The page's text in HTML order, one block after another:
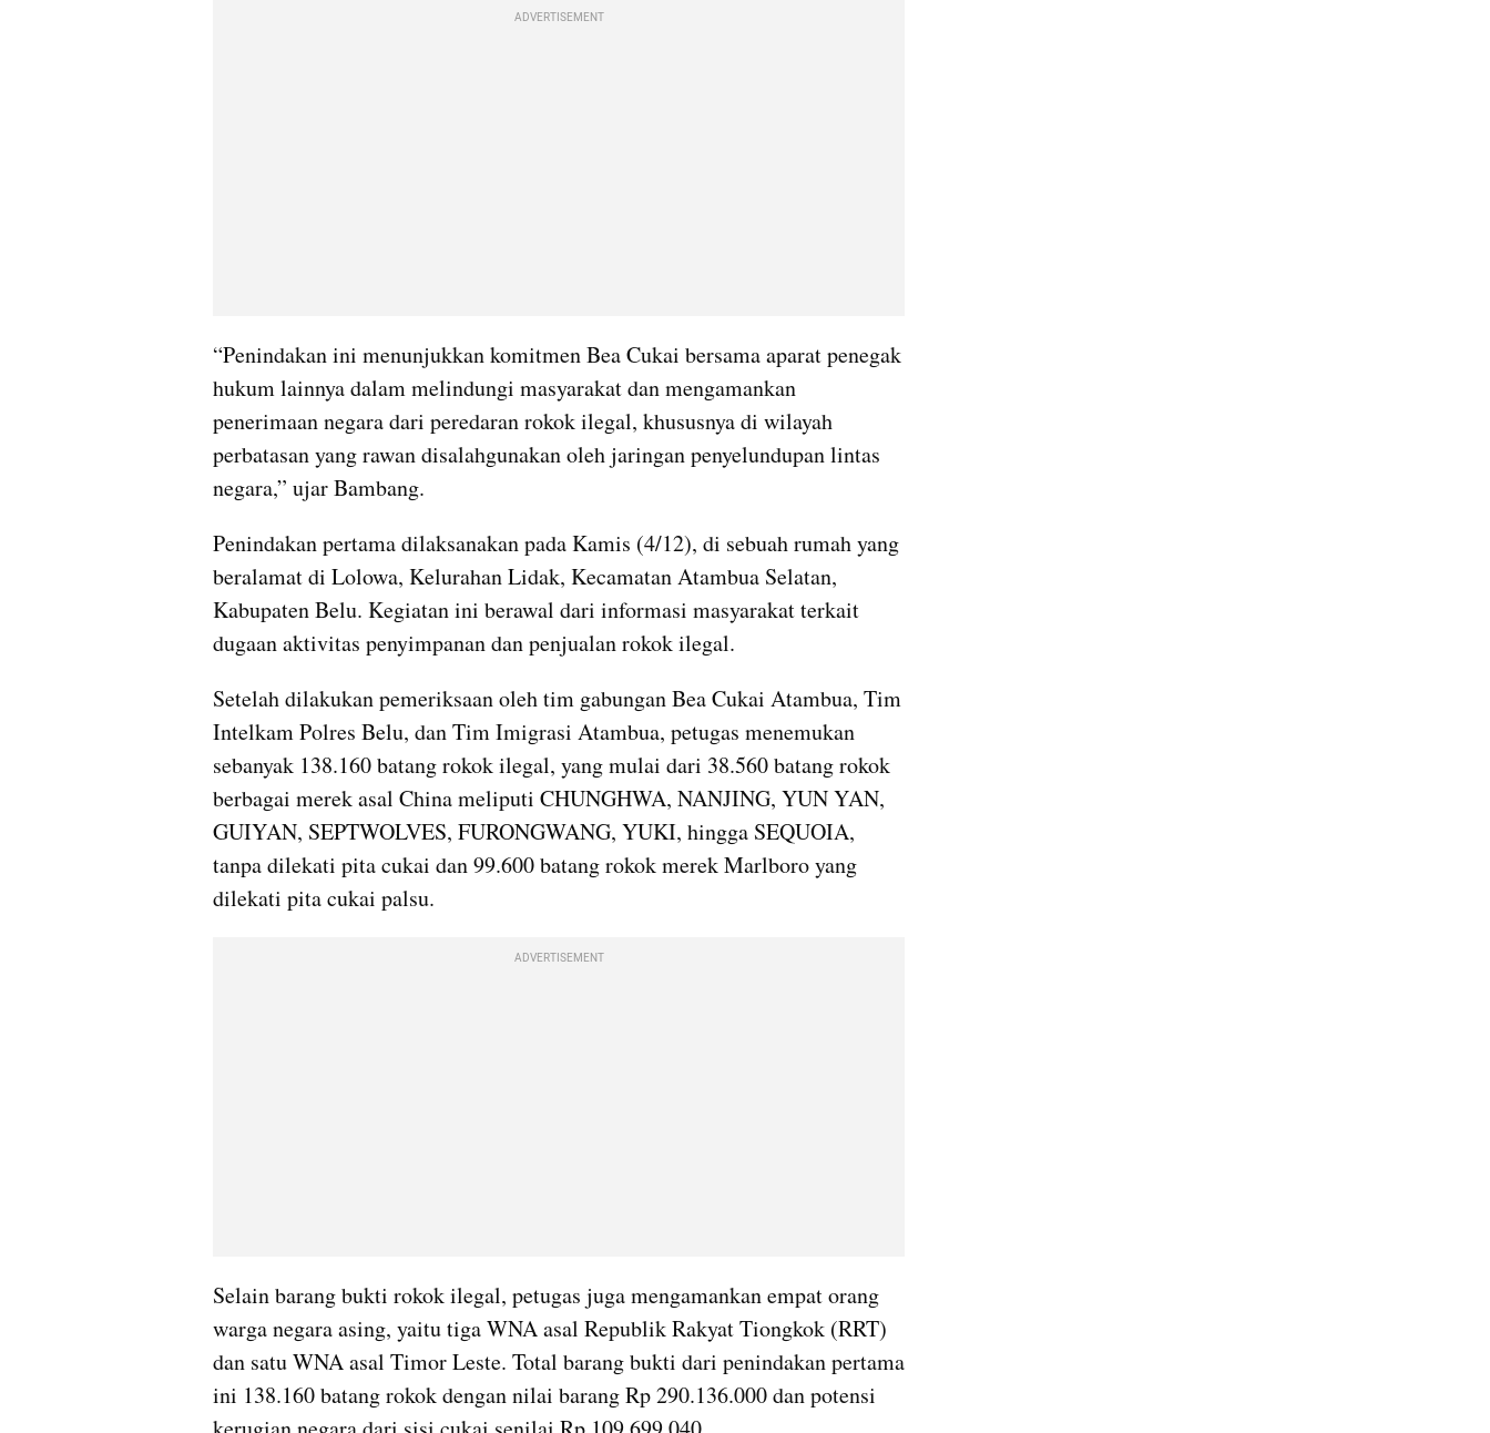
ADVERTISEMENT
“Penindakan ini menunjukkan komitmen Bea Cukai bersama aparat penegak
hukum lainnya dalam melindungi masyarakat dan mengamankan
penerimaan negara dari peredaran rokok ilegal, khususnya di wilayah
perbatasan yang rawan disalahgunakan oleh jaringan penyelundupan lintas
negara,” ujar Bambang.
Penindakan pertama dilaksanakan pada Kamis (4/12), di sebuah rumah yang
beralamat di Lolowa, Kelurahan Lidak, Kecamatan Atambua Selatan,
Kabupaten Belu. Kegiatan ini berawal dari informasi masyarakat terkait
dugaan aktivitas penyimpanan dan penjualan rokok ilegal.
Setelah dilakukan pemeriksaan oleh tim gabungan Bea Cukai Atambua, Tim
Intelkam Polres Belu, dan Tim Imigrasi Atambua, petugas menemukan
sebanyak 138.160 batang rokok ilegal, yang mulai dari 38.560 batang rokok
berbagai merek asal China meliputi CHUNGHWA, NANJING, YUN YAN,
GUIYAN, SEPTWOLVES, FURONGWANG, YUKI, hingga SEQUOIA,
tanpa dilekati pita cukai dan 99.600 batang rokok merek Marlboro yang
dilekati pita cukai palsu.
ADVERTISEMENT
Selain barang bukti rokok ilegal, petugas juga mengamankan empat orang
warga negara asing, yaitu tiga WNA asal Republik Rakyat Tiongkok (RRT)
dan satu WNA asal Timor Leste. Total barang bukti dari penindakan pertama
ini 138.160 batang rokok dengan nilai barang Rp 290.136.000 dan potensi